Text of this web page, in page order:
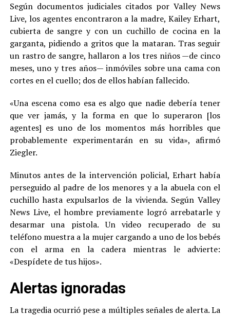
Según documentos judiciales citados por Valley News
Live, los agentes encontraron a la madre, Kailey Erhart,
cubierta de sangre y con un cuchillo de cocina en la
garganta, pidiendo a gritos que la mataran. Tras seguir
un rastro de sangre, hallaron a los tres niños —de cinco
meses, uno y tres años— inmóviles sobre una cama con
cortes en el cuello; dos de ellos habían fallecido.
«Una escena como esa es algo que nadie debería tener
que ver jamás, y la forma en que lo superaron [los
agentes] es uno de los momentos más horribles que
probablemente experimentarán en su vida», afirmó
Ziegler.
Minutos antes de la intervención policial, Erhart había
perseguido al padre de los menores y a la abuela con el
cuchillo hasta expulsarlos de la vivienda. Según Valley
News Live, el hombre previamente logró arrebatarle y
desarmar una pistola. Un video recuperado de su
teléfono muestra a la mujer cargando a uno de los bebés
con el arma en la cadera mientras le advierte:
«Despídete de tus hijos».
Alertas ignoradas
La tragedia ocurrió pese a múltiples señales de alerta. La